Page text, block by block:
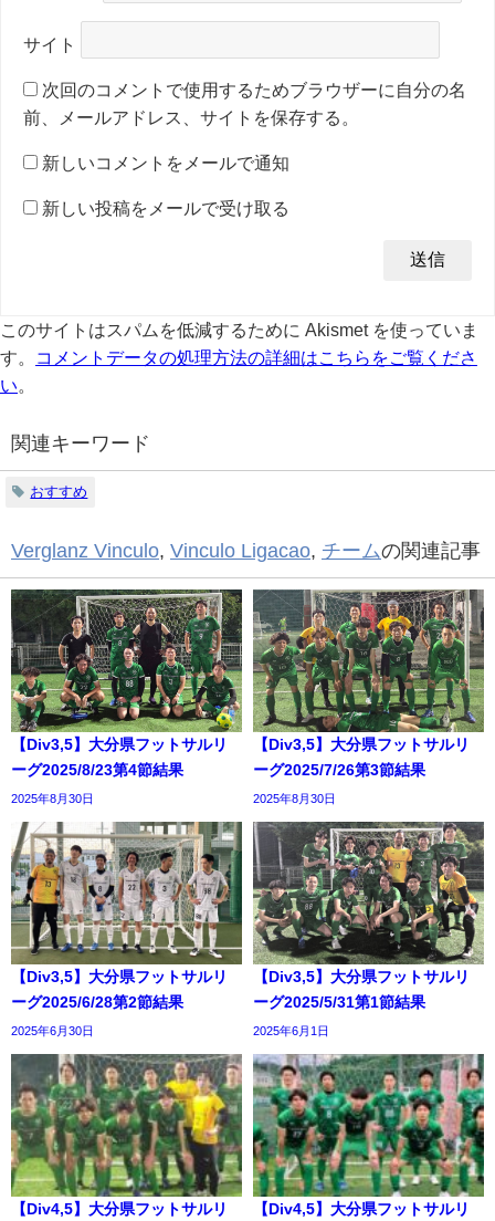
サイト
次回のコメントで使用するためブラウザーに自分の名
前、メールアドレス、サイトを保存する。
新しいコメントをメールで通知
新しい投稿をメールで受け取る
このサイトはスパムを低減するために Akismet を使っていま
す。
コメントデータの処理方法の詳細はこちらをご覧くださ
い。
関連キーワード
おすすめ
Verglanz Vinculo, Vinculo Ligacao, チームの関連記事
【Div3,5】大分県フットサルリ
ーグ2025/8/23第4節結果
2025年8月30日
【Div3,5】大分県フットサルリ
ーグ2025/7/26第3節結果
2025年8月30日
【Div3,5】大分県フットサルリ
ーグ2025/6/28第2節結果
2025年6月30日
【Div3,5】大分県フットサルリ
ーグ2025/5/31第1節結果
2025年6月1日
【Div4,5】大分県フットサルリ 【Div4,5】大分県フットサルリ